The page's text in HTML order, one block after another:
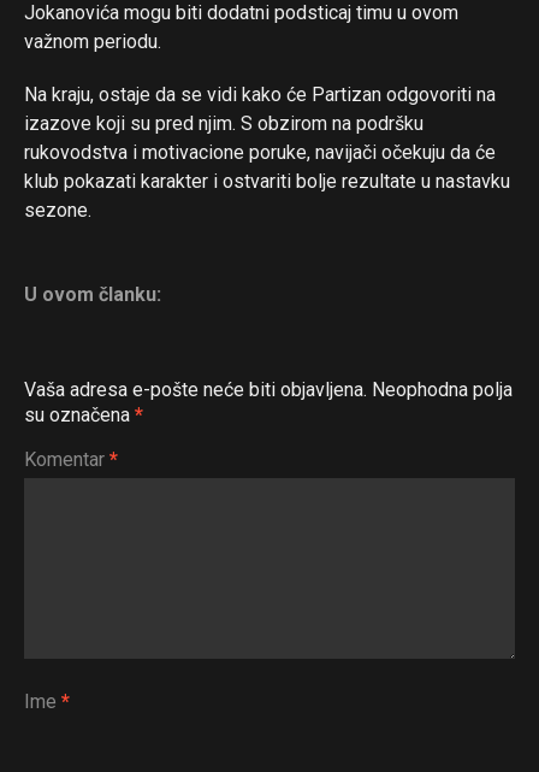
Jokanovića mogu biti dodatni podsticaj timu u ovom
važnom periodu.
Na kraju, ostaje da se vidi kako će Partizan odgovoriti na
izazove koji su pred njim. S obzirom na podršku
rukovodstva i motivacione poruke, navijači očekuju da će
klub pokazati karakter i ostvariti bolje rezultate u nastavku
sezone.
U ovom članku:
Vaša adresa e-pošte neće biti objavljena. Neophodna polja
su označena *
Komentar *
Ime *